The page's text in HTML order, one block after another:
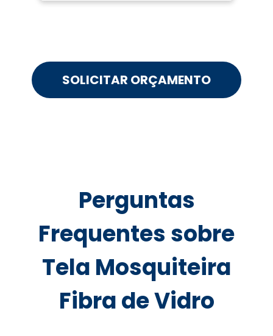
SOLICITAR ORÇAMENTO
Perguntas
Frequentes sobre
Tela Mosquiteira
Fibra de Vidro